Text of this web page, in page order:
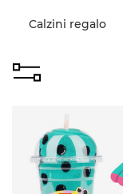
Calzini regalo